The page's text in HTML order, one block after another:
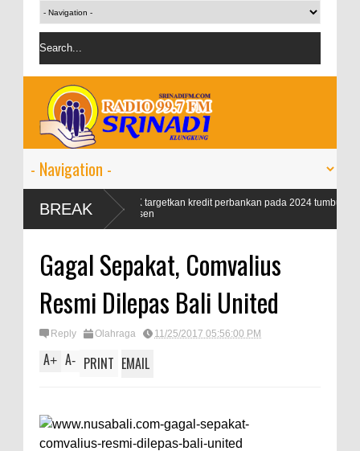
BREAKOJK targetkan kredit perbankan pada 2024 tumbuh 9-11
persen
Gagal Sepakat, Comvalius
Resmi Dilepas Bali United
Reply Olahraga 11/25/2017 05:56:00 PM
A+ A- PRINT EMAIL